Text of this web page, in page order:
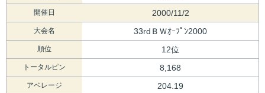
開催日 2000/11/2
大会名 33rdＢＷｵｰﾌﾟﾝ2000
順位 12位
トータルピン 8,168
アベレージ 204.19